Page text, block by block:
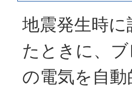
地震発生時
たときに、
の電気を自